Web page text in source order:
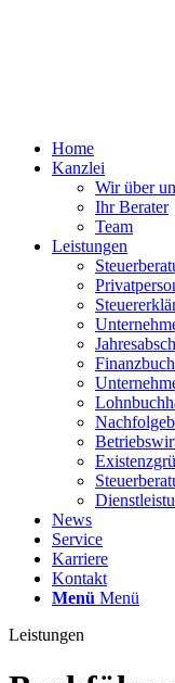
Home
Kanzlei
Wir über
Ihr Berater
Team
Leistungen
News
Service
Karriere
Kontakt
Menü Menü
Leistungen